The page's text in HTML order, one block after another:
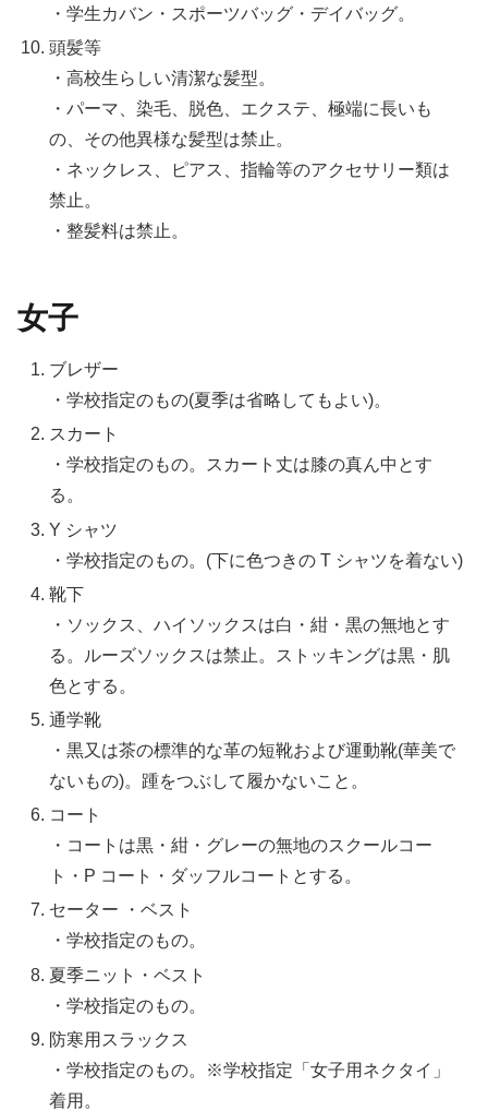
・学生カバン・スポーツバッグ・デイバッグ。
頭髪等
・高校生らしい清潔な髪型。
・パーマ、染毛、脱色、エクステ、極端に長いも
の、その他異様な髪型は禁止。
・ネックレス、ピアス、指輪等のアクセサリー類は
禁止。
・整髪料は禁止。
女子
ブレザー
・学校指定のもの(夏季は省略してもよい)。
スカート
・学校指定のもの。スカート丈は膝の真ん中とす
る。
Y シャツ
・学校指定のもの。(下に色つきの T シャツを着ない)
靴下
・ソックス、ハイソックスは白・紺・黒の無地とす
る。ルーズソックスは禁止。ストッキングは黒・肌
色とする。
通学靴
・黒又は茶の標準的な革の短靴および運動靴(華美で
ないもの)。踵をつぶして履かないこと。
コート
・コートは黒・紺・グレーの無地のスクールコー
ト・P コート・ダッフルコートとする。
セーター ・ベスト
・学校指定のもの。
夏季ニット・ベスト
・学校指定のもの。
防寒用スラックス
・学校指定のもの。※学校指定「女子用ネクタイ」
着用。